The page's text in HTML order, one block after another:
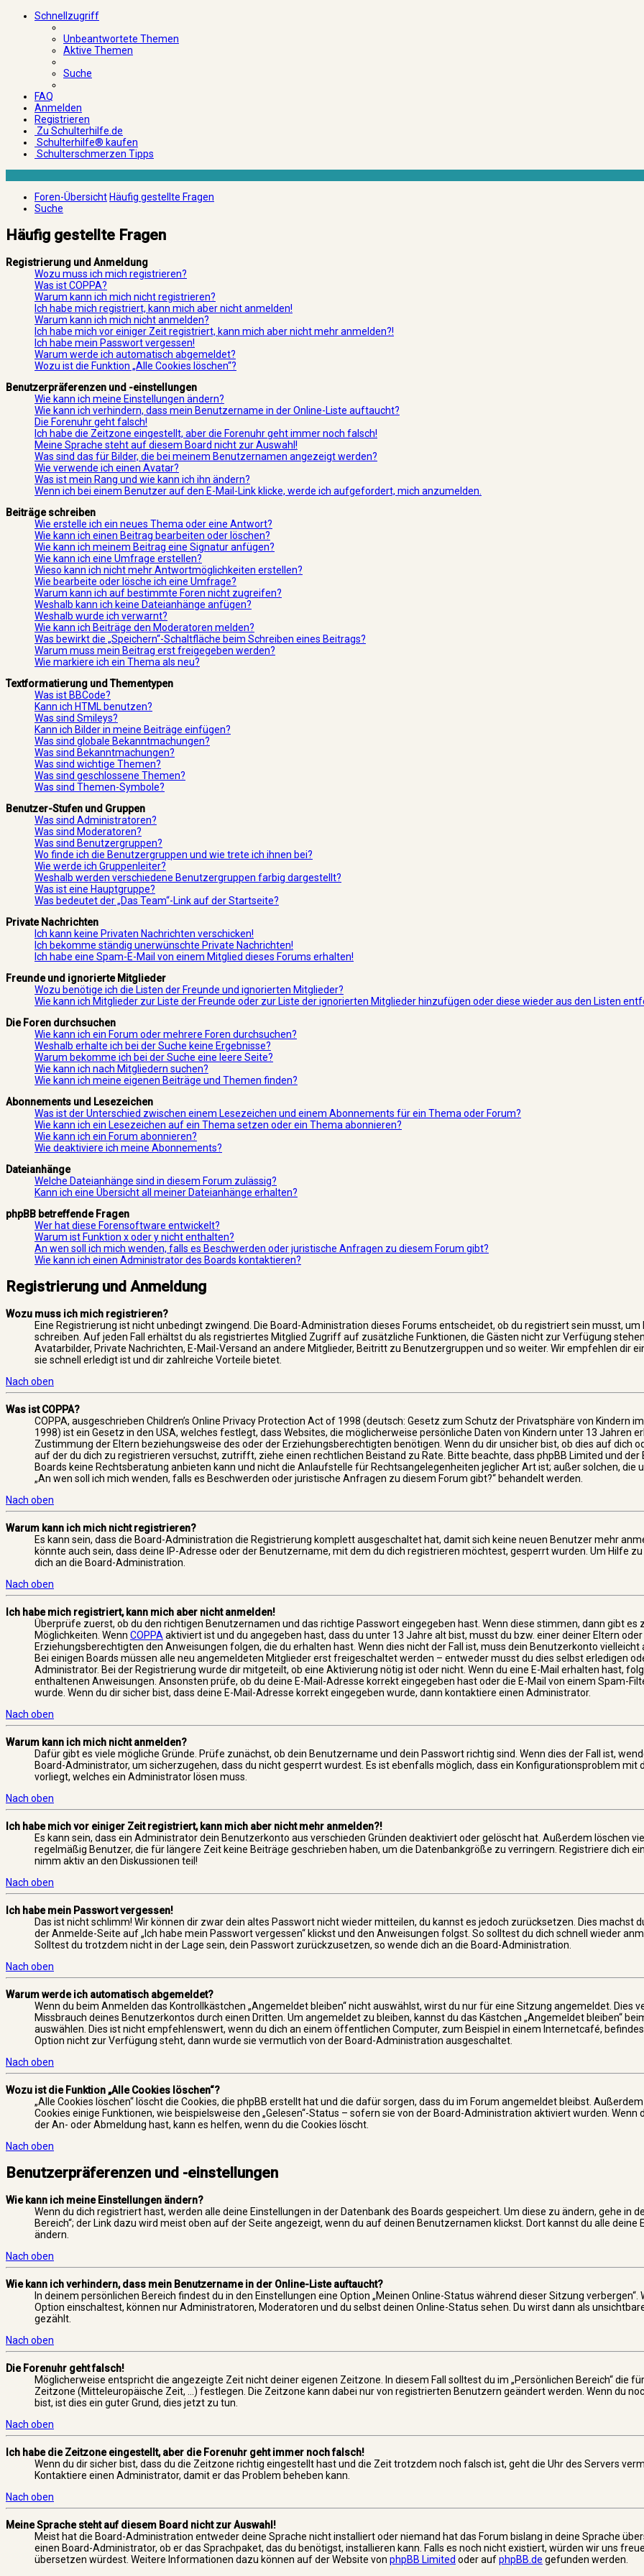
Schnellzugriff
Unbeantwortete Themen
Aktive Themen
Suche
FAQ
Anmelden
Registrieren
Zu Schulterhilfe.de
Schulterhilfe® kaufen
Schulterschmerzen Tipps
Foren-Übersicht Häufig gestellte Fragen
Suche
Häufig gestellte Fragen
Registrierung und Anmeldung
Wozu muss ich mich registrieren?
Was ist COPPA?
Warum kann ich mich nicht registrieren?
Ich habe mich registriert, kann mich aber nicht anmelden!
Warum kann ich mich nicht anmelden?
Ich habe mich vor einiger Zeit registriert, kann mich aber nicht mehr anmelden?!
Ich habe mein Passwort vergessen!
Warum werde ich automatisch abgemeldet?
Wozu ist die Funktion „Alle Cookies löschen“?
Benutzerpräferenzen und -einstellungen
Wie kann ich meine Einstellungen ändern?
Wie kann ich verhindern, dass mein Benutzername in der Online-Liste auftaucht?
Die Forenuhr geht falsch!
Ich habe die Zeitzone eingestellt, aber die Forenuhr geht immer noch falsch!
Meine Sprache steht auf diesem Board nicht zur Auswahl!
Was sind das für Bilder, die bei meinem Benutzernamen angezeigt werden?
Wie verwende ich einen Avatar?
Was ist mein Rang und wie kann ich ihn ändern?
Wenn ich bei einem Benutzer auf den E-Mail-Link klicke, werde ich aufgefordert, mich anzumelden.
Beiträge schreiben
Wie erstelle ich ein neues Thema oder eine Antwort?
Wie kann ich einen Beitrag bearbeiten oder löschen?
Wie kann ich meinem Beitrag eine Signatur anfügen?
Wie kann ich eine Umfrage erstellen?
Wieso kann ich nicht mehr Antwortmöglichkeiten erstellen?
Wie bearbeite oder lösche ich eine Umfrage?
Warum kann ich auf bestimmte Foren nicht zugreifen?
Weshalb kann ich keine Dateianhänge anfügen?
Weshalb wurde ich verwarnt?
Wie kann ich Beiträge den Moderatoren melden?
Was bewirkt die „Speichern“-Schaltfläche beim Schreiben eines Beitrags?
Warum muss mein Beitrag erst freigegeben werden?
Wie markiere ich ein Thema als neu?
Textformatierung und Thementypen
Was ist BBCode?
Kann ich HTML benutzen?
Was sind Smileys?
Kann ich Bilder in meine Beiträge einfügen?
Was sind globale Bekanntmachungen?
Was sind Bekanntmachungen?
Was sind wichtige Themen?
Was sind geschlossene Themen?
Was sind Themen-Symbole?
Benutzer-Stufen und Gruppen
Was sind Administratoren?
Was sind Moderatoren?
Was sind Benutzergruppen?
Wo finde ich die Benutzergruppen und wie trete ich ihnen bei?
Wie werde ich Gruppenleiter?
Weshalb werden verschiedene Benutzergruppen farbig dargestellt?
Was ist eine Hauptgruppe?
Was bedeutet der „Das Team“-Link auf der Startseite?
Private Nachrichten
Ich kann keine Privaten Nachrichten verschicken!
Ich bekomme ständig unerwünschte Private Nachrichten!
Ich habe eine Spam-E-Mail von einem Mitglied dieses Forums erhalten!
Freunde und ignorierte Mitglieder
Wozu benötige ich die Listen der Freunde und ignorierten Mitglieder?
Wie kann ich Mitglieder zur Liste der Freunde oder zur Liste der ignorierten Mitglieder hinzufügen oder diese wieder aus den Listen
Die Foren durchsuchen
Wie kann ich ein Forum oder mehrere Foren durchsuchen?
Weshalb erhalte ich bei der Suche keine Ergebnisse?
Warum bekomme ich bei der Suche eine leere Seite?
Wie kann ich nach Mitgliedern suchen?
Wie kann ich meine eigenen Beiträge und Themen finden?
Abonnements und Lesezeichen
Was ist der Unterschied zwischen einem Lesezeichen und einem Abonnements für ein Thema oder Forum?
Wie kann ich ein Lesezeichen auf ein Thema setzen oder ein Thema abonnieren?
Wie kann ich ein Forum abonnieren?
Wie deaktiviere ich meine Abonnements?
Dateianhänge
Welche Dateianhänge sind in diesem Forum zulässig?
Kann ich eine Übersicht all meiner Dateianhänge erhalten?
phpBB betreffende Fragen
Wer hat diese Forensoftware entwickelt?
Warum ist Funktion x oder y nicht enthalten?
An wen soll ich mich wenden, falls es Beschwerden oder juristische Anfragen zu diesem Forum gibt?
Wie kann ich einen Administrator des Boards kontaktieren?
Registrierung und Anmeldung
Wozu muss ich mich registrieren?
Eine Registrierung ist nicht unbedingt zwingend. Die Board-Administration dieses Forums entscheidet, ob du registriert sein musst, um
schreiben. Auf jeden Fall erhältst du als registriertes Mitglied Zugriff auf zusätzliche Funktionen, die Gästen nicht zur Verfügung
Avatarbilder, Private Nachrichten, E-Mail-Versand an andere Mitglieder, Beitritt zu Benutzergruppen und so weiter. Wir empfehlen dir
sie schnell erledigt ist und dir zahlreiche Vorteile bietet.
Nach oben
Was ist COPPA?
COPPA, ausgeschrieben Children’s Online Privacy Protection Act of 1998 (deutsch: Gesetz zum Schutz der Privatsphäre von Kindern
1998) ist ein Gesetz in den USA, welches festlegt, dass Websites, die möglicherweise persönliche Daten von Kindern unter 13 Jahren
Zustimmung der Eltern beziehungsweise des oder der Erziehungsberechtigten benötigen. Wenn du dir unsicher bist, ob dies auf dich
auf der du dich zu registrieren versuchst, zutrifft, ziehe einen rechtlichen Beistand zu Rate. Bitte beachte, dass phpBB Limited und der
Boards keine Rechtsberatung anbieten kann und nicht die Anlaufstelle für Rechtsangelegenheiten jeglicher Art ist; außer solchen, die
„An wen soll ich mich wenden, falls es Beschwerden oder juristische Anfragen zu diesem Forum gibt?“ behandelt werden.
Nach oben
Warum kann ich mich nicht registrieren?
Es kann sein, dass die Board-Administration die Registrierung komplett ausgeschaltet hat, damit sich keine neuen Benutzer mehr
könnte auch sein, dass deine IP-Adresse oder der Benutzername, mit dem du dich registrieren möchtest, gesperrt wurden. Um Hilfe
dich an die Board-Administration.
Nach oben
Ich habe mich registriert, kann mich aber nicht anmelden!
Überprüfe zuerst, ob du den richtigen Benutzernamen und das richtige Passwort eingegeben hast. Wenn diese stimmen, dann gibt es
Möglichkeiten. Wenn COPPA aktiviert ist und du angegeben hast, dass du unter 13 Jahre alt bist, musst du bzw. einer deiner Eltern
Erziehungsberechtigten den Anweisungen folgen, die du erhalten hast. Wenn dies nicht der Fall ist, muss dein Benutzerkonto vielleicht
Bei einigen Boards müssen alle neu angemeldeten Mitglieder erst freigeschaltet werden – entweder musst du dies selbst erledigen
Administrator. Bei der Registrierung wurde dir mitgeteilt, ob eine Aktivierung nötig ist oder nicht. Wenn du eine E-Mail erhalten hast,
enthaltenen Anweisungen. Ansonsten prüfe, ob du deine E-Mail-Adresse korrekt eingegeben hast oder die E-Mail von einem Spam-
wurde. Wenn du dir sicher bist, dass deine E-Mail-Adresse korrekt eingegeben wurde, dann kontaktiere einen Administrator.
Nach oben
Warum kann ich mich nicht anmelden?
Dafür gibt es viele mögliche Gründe. Prüfe zunächst, ob dein Benutzername und dein Passwort richtig sind. Wenn dies der Fall ist,
Board-Administrator, um sicherzugehen, dass du nicht gesperrt wurdest. Es ist ebenfalls möglich, dass ein Konfigurationsproblem mit
vorliegt, welches ein Administrator lösen muss.
Nach oben
Ich habe mich vor einiger Zeit registriert, kann mich aber nicht mehr anmelden?!
Es kann sein, dass ein Administrator dein Benutzerkonto aus verschieden Gründen deaktiviert oder gelöscht hat. Außerdem löschen
regelmäßig Benutzer, die für längere Zeit keine Beiträge geschrieben haben, um die Datenbankgröße zu verringern. Registriere dich
nimm aktiv an den Diskussionen teil!
Nach oben
Ich habe mein Passwort vergessen!
Das ist nicht schlimm! Wir können dir zwar dein altes Passwort nicht wieder mitteilen, du kannst es jedoch zurücksetzen. Dies machst
der Anmelde-Seite auf „Ich habe mein Passwort vergessen“ klickst und den Anweisungen folgst. So solltest du dich schnell wieder
Solltest du trotzdem nicht in der Lage sein, dein Passwort zurückzusetzen, so wende dich an die Board-Administration.
Nach oben
Warum werde ich automatisch abgemeldet?
Wenn du beim Anmelden das Kontrollkästchen „Angemeldet bleiben“ nicht auswählst, wirst du nur für eine Sitzung angemeldet. Dies
Missbrauch deines Benutzerkontos durch einen Dritten. Um angemeldet zu bleiben, kannst du das Kästchen „Angemeldet bleiben“
auswählen. Dies ist nicht empfehlenswert, wenn du dich an einem öffentlichen Computer, zum Beispiel in einem Internetcafé,
Option nicht zur Verfügung steht, dann wurde sie vermutlich von der Board-Administration ausgeschaltet.
Nach oben
Wozu ist die Funktion „Alle Cookies löschen“?
„Alle Cookies löschen“ löscht die Cookies, die phpBB erstellt hat und die dafür sorgen, dass du im Forum angemeldet bleibst.
Cookies einige Funktionen, wie beispielsweise den „Gelesen“-Status – sofern sie von der Board-Administration aktiviert wurden. Wenn
der An- oder Abmeldung hast, kann es helfen, wenn du die Cookies löscht.
Nach oben
Benutzerpräferenzen und -einstellungen
Wie kann ich meine Einstellungen ändern?
Wenn du dich registriert hast, werden alle deine Einstellungen in der Datenbank des Boards gespeichert. Um diese zu ändern, gehe in
Bereich“; der Link dazu wird meist oben auf der Seite angezeigt, wenn du auf deinen Benutzernamen klickst. Dort kannst du alle deine
ändern.
Nach oben
Wie kann ich verhindern, dass mein Benutzername in der Online-Liste auftaucht?
In deinem persönlichen Bereich findest du in den Einstellungen eine Option „Meinen Online-Status während dieser Sitzung verbergen“.
Option einschaltest, können nur Administratoren, Moderatoren und du selbst deinen Online-Status sehen. Du wirst dann als
gezählt.
Nach oben
Die Forenuhr geht falsch!
Möglicherweise entspricht die angezeigte Zeit nicht deiner eigenen Zeitzone. In diesem Fall solltest du im „Persönlichen Bereich“ die
Zeitzone (Mitteleuropäische Zeit, ...) festlegen. Die Zeitzone kann dabei nur von registrierten Benutzern geändert werden. Wenn du
bist, ist dies ein guter Grund, dies jetzt zu tun.
Nach oben
Ich habe die Zeitzone eingestellt, aber die Forenuhr geht immer noch falsch!
Wenn du dir sicher bist, dass du die Zeitzone richtig eingestellt hast und die Zeit trotzdem noch falsch ist, geht die Uhr des Servers
Kontaktiere einen Administrator, damit er das Problem beheben kann.
Nach oben
Meine Sprache steht auf diesem Board nicht zur Auswahl!
Meist hat die Board-Administration entweder deine Sprache nicht installiert oder niemand hat das Forum bislang in deine Sprache
einen Board-Administrator, ob er das Sprachpaket, das du benötigst, installieren kann. Falls es noch nicht existiert, würden wir uns
übersetzen würdest. Weitere Informationen dazu können auf der Website von phpBB Limited oder aufphpBB.de gefunden werden.